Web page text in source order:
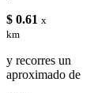
$ 0.61 x
km
y recorres un
aproximado de